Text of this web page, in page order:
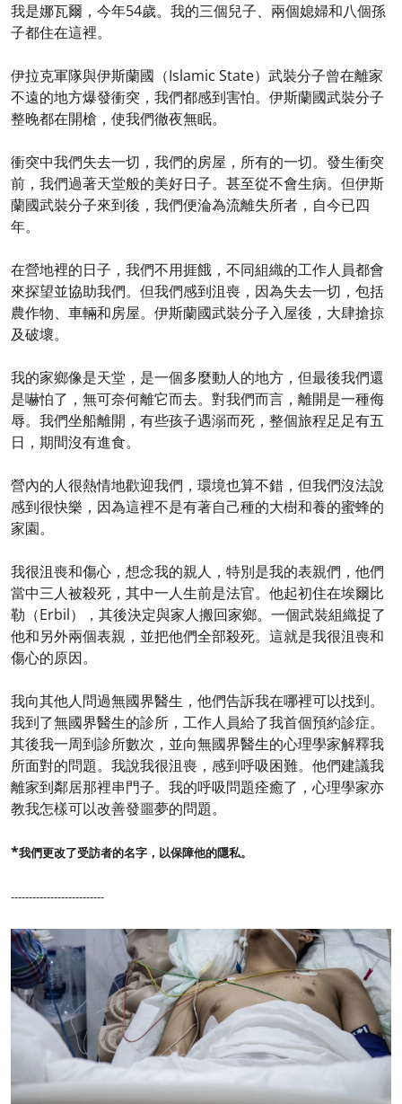
我是娜瓦爾，今年54歲。我的三個兒子、兩個媳婦和八個孫
子都住在這裡。
伊拉克軍隊與伊斯蘭國（Islamic State）武裝分子曾在離家
不遠的地方爆發衝突，我們都感到害怕。伊斯蘭國武裝分子
整晚都在開槍，使我們徹夜無眠。
衝突中我們失去一切，我們的房屋，所有的一切。發生衝突
前，我們過著天堂般的美好日子。甚至從不會生病。但伊斯
蘭國武裝分子來到後，我們便淪為流離失所者，自今已四
年。
在營地裡的日子，我們不用捱餓，不同組織的工作人員都會
來探望並協助我們。但我們感到沮喪，因為失去一切，包括
農作物、車輛和房屋。伊斯蘭國武裝分子入屋後，大肆搶掠
及破壞。
我的家鄉像是天堂，是一個多麼動人的地方，但最後我們還
是嚇怕了，無可奈何離它而去。對我們而言，離開是一種侮
辱。我們坐船離開，有些孩子遇溺而死，整個旅程足足有五
日，期間沒有進食。
營內的人很熱情地歡迎我們，環境也算不錯，但我們沒法說
感到很快樂，因為這裡不是有著自己種的大樹和養的蜜蜂的
家園。
我很沮喪和傷心，想念我的親人，特別是我的表親們，他們
當中三人被殺死，其中一人生前是法官。他起初住在埃爾比
勒（Erbil），其後決定與家人搬回家鄉。一個武裝組織捉了
他和另外兩個表親，並把他們全部殺死。這就是我很沮喪和
傷心的原因。
我向其他人問過無國界醫生，他們告訴我在哪裡可以找到。
我到了無國界醫生的診所，工作人員給了我首個預約診症。
其後我一周到診所數次，並向無國界醫生的心理學家解釋我
所面對的問題。我說我很沮喪，感到呼吸困難。他們建議我
離家到鄰居那裡串門子。我的呼吸問題痊癒了，心理學家亦
教我怎樣可以改善發噩夢的問題。
*我們更改了受訪者的名字，以保障他的隱私。
--------------------------